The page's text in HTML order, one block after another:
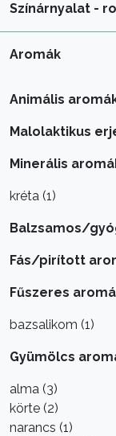
Színárnyalat -
Aromák
Animális
Malolaktikus
Minerális
kréta (1)
Balzsamos/
Fás/pirított
Fűszeres
bazsalikom (1)
Gyümölcs
alma (3)
körte (2)
narancs (1)